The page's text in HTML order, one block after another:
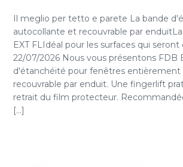
Il meglio per tetto e parete La bande
autocollante et recouvrable par
EXT FLIdéal pour les surfaces qui
22/07/2026 Nous vous présentons FDB
d'étanchéité pour fenêtres
recouvrable par enduit. Une fingerlift
retrait du film protecteur.
[...]